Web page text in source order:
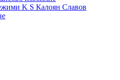
K S Калоян Славов